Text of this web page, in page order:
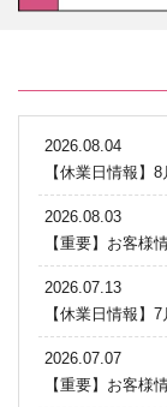
2026.08.04
【休業日情報】
2026.08.03
【重要】お客様
2026.07.13
【休業日情報】
2026.07.07
【重要】お客様